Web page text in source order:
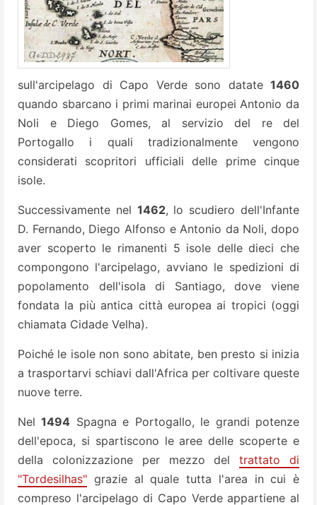
sull'arcipelago di Capo Verde sono datate 1460
quando sbarcano i primi marinai europei Antonio da
Noli e Diego Gomes, al servizio del re del
Portogallo i quali tradizionalmente vengono
considerati scopritori ufficiali delle prime cinque
isole.
Successivamente nel 1462, lo scudiero dell'Infante
D. Fernando, Diego Alfonso e Antonio da Noli, dopo
aver scoperto le rimanenti 5 isole delle dieci che
compongono l'arcipelago, avviano le spedizioni di
popolamento dell'isola di Santiago, dove viene
fondata la più antica città europea ai tropici (oggi
chiamata Cidade Velha).
Poiché le isole non sono abitate, ben presto si inizia
a trasportarvi schiavi dall'Africa per coltivare queste
nuove terre.
Nel1494 Spagna e Portogallo, le grandi potenze
dell'epoca, si spartiscono le aree delle scoperte e
della colonizzazione per mezzo deltrattato di
"Tordesilhas" grazie al quale tutta l'area in cui è
compreso l'arcipelago di Capo Verde appartiene al